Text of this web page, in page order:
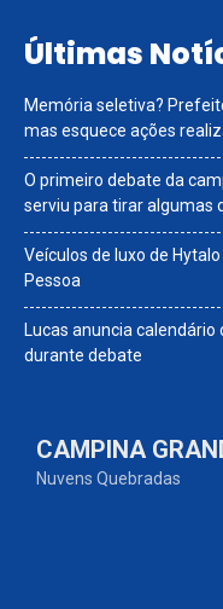
Últimas
Memória seletiva?
mas esquece ações
O primeiro debate da
serviu para tirar algumas
Veículos de luxo de
Pessoa
Lucas anuncia
durante debate
CAMPINA
Nuvens Quebradas